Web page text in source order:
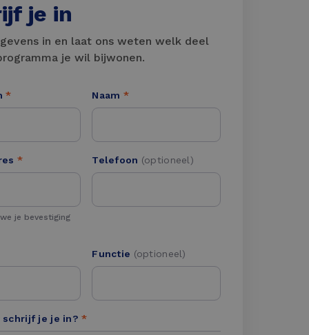
je in
in en laat ons weten welk deel
je wil bijwonen.
* Naam *
*
je bevestiging
Telefoon (optioneel)
Functie (optioneel)
schrijf je je in?*